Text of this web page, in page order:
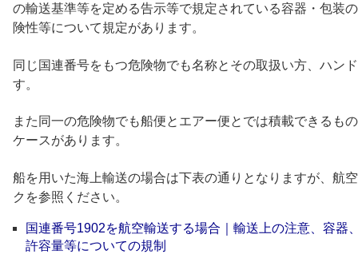
の輸送基準等を定める告示等で規定されている容器・包装
険性等について規定があります。
同じ国連番号をもつ危険物でも名称とその取扱い方、ハン
す。
また同一の危険物でも船便とエアー便とでは積載できるも
ケースがあります。
船を用いた海上輸送の場合は下表の通りとなりますが、航
クを参照ください。
国連番号1902を航空輸送する場合｜輸送上の注意、容器
許容量等についての規制